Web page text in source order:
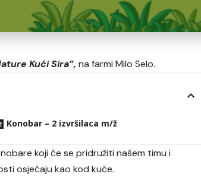
Kući Sira”,na farmi Milo Selo.
Konobar – 2 izvršilaca m/ž
koji će se pridružiti našem timu i
osjećaju kao kod kuće.